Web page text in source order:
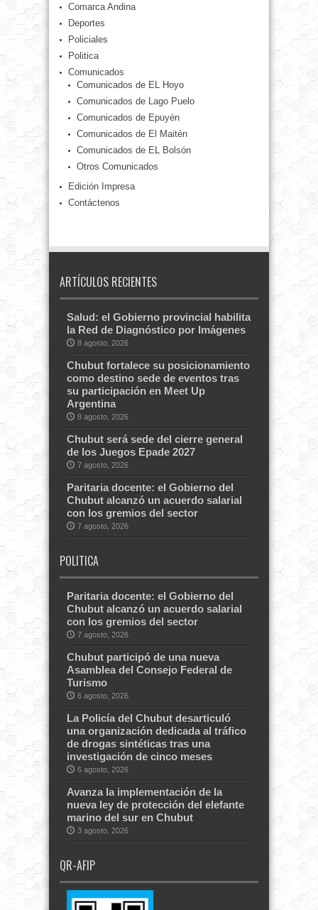
Comarca Andina
Deportes
Policiales
Politica
Comunicados
Comunicados de EL Hoyo
Comunicados de Lago Puelo
Comunicados de Epuyén
Comunicados de El Maitén
Comunicados de EL Bolsón
Otros Comunicados
Edición Impresa
Contáctenos
ARTÍCULOS RECIENTES
Salud: el Gobierno provincial habilita
la Red de Diagnóstico por Imágenes
8 agosto, 2026
Chubut fortalece su posicionamiento
como destino sede de eventos tras
su participación en Meet Up
Argentina
8 agosto, 2026
Chubut será sede del cierre general
de los Juegos Epade 2027
7 agosto, 2026
Paritaria docente: el Gobierno del
Chubut alcanzó un acuerdo salarial
con los gremios del sector
7 agosto, 2026
POLITICA
Paritaria docente: el Gobierno del
Chubut alcanzó un acuerdo salarial
con los gremios del sector
7 agosto, 2026
Chubut participó de una nueva
Asamblea del Consejo Federal de
Turismo
6 agosto, 2026
La Policía del Chubut desarticuló
una organización dedicada al tráfico
de drogas sintéticas tras una
investigación de cinco meses
6 agosto, 2026
Avanza la implementación de la
nueva ley de protección del elefante
marino del sur en Chubut
3 agosto, 2026
QR-AFIP